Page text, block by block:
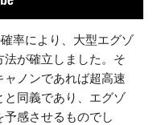
率により、大型エグゾ
が確立しました。そ
ノンであれば超高速
と同義であり、エグゾ
感させるものでし